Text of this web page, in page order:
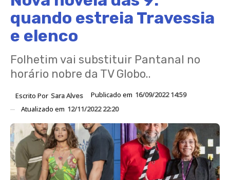
quando estreia Travessia
e elenco
Folhetim vai substituir Pantanal no
horário nobre da TV Globo..
Escrito Por Sara Alves Publicado em 16/09/2022 14:59
Atualizado em 12/11/2022 22:20